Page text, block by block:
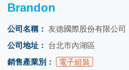
Brandon
公司名稱： 友德國際股份有限公司
公司地址：
台北市內湖區
銷售產業別：
電子組裝